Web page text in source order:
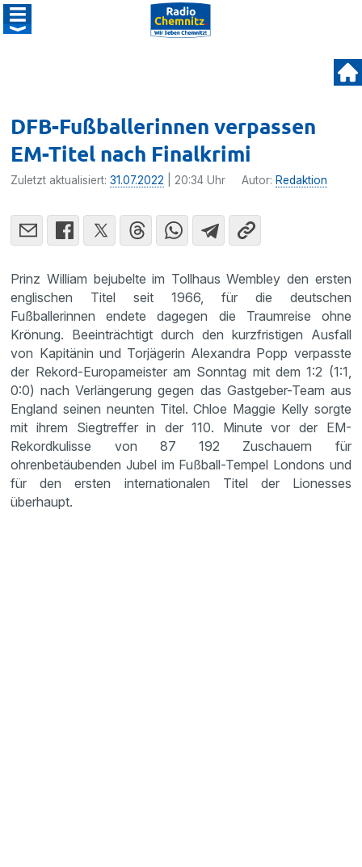
DFB-Fußballerinnen verpassen
EM-Titel nach Finalkrimi
Zuletzt aktualisiert:31.07.2022 | 20:34 Uhr Autor: Redaktion
Prinz William bejubelte im Tollhaus Wembley den ersten
englischen Titel seit 1966, für die deutschen
Fußballerinnen endete dagegen die Traumreise ohne
Krönung. Beeinträchtigt durch den kurzfristigen Ausfall
von Kapitänin und Torjägerin Alexandra Popp verpasste
der Rekord-Europameister am Sonntag mit dem 1:2 (1:1,
0:0) nach Verlängerung gegen das Gastgeber-Team aus
England seinen neunten Titel. Chloe Maggie Kelly sorgte
mit ihrem Siegtreffer in der 110. Minute vor der EM-
Rekordkulisse von 87 192 Zuschauern für
ohrenbetäubenden Jubel im Fußball-Tempel Londons und
für den ersten internationalen Titel der Lionesses
überhaupt.